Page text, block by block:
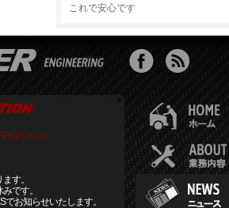
これで安心です
はこちら]
す。
です。
でお知らせいたします。